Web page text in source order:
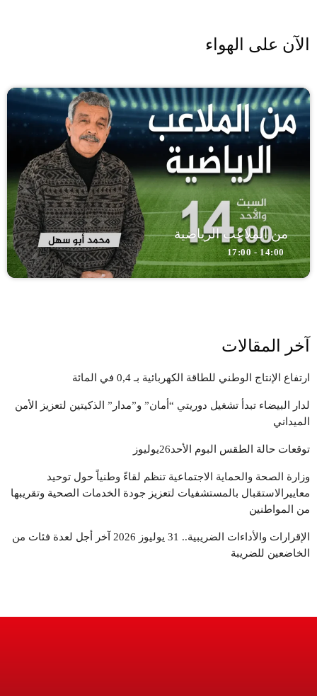
الآن على الهواء
من الملاعب الرياضية
14:00 - 17:00
آخر المقالات
ارتفاع الإنتاج الوطني للطاقة الكهربائية بـ 0,4 في المائة
لدار البيضاء تبدأ تشغيل دوريتي “أمان” و”مدار” الذكيتين لتعزيز الأمن
الميداني
توقعات حالة الطقس البوم الأحد26يوليوز
وزارة الصحة والحماية الاجتماعية تنظم لقاءً وطنياً حول توحيد
معاييرالاستقبال بالمستشفيات لتعزيز جودة الخدمات الصحية وتقريبها
من المواطنين
الإقرارات والأداءات الضريبية.. 31 يوليوز 2026 آخر أجل لعدة فئات من
الخاضعين للضريبة